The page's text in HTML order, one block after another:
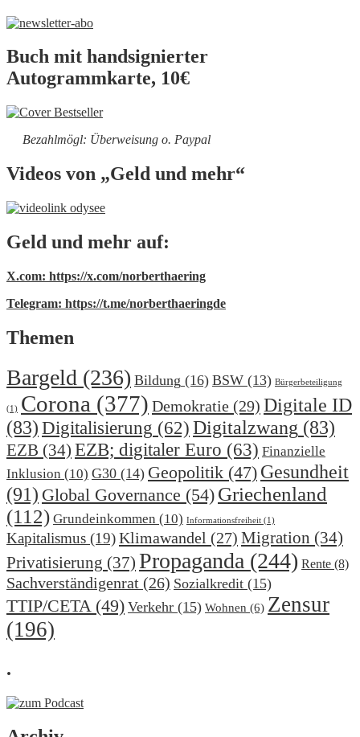
Buch mit handsignierter
Autogrammkarte, 10€
Bezahlmögl: Überweisung o. Paypal
Videos von „Geld und mehr“
Geld und mehr auf:
X.com: https://x.com/norberthaering
Telegram: https://t.me/norberthaeringde
Themen
Bargeld (236) Bildung (16) BSW (13) Bürgerbeteiligung
(1) Corona (377) Demokratie (29) Digitale ID
(83) Digitalisierung (62) Digitalzwang (83)
EZB (34) EZB; digitaler Euro (63) Finanzielle
Inklusion (10) G30 (14) Geopolitik (47) Gesundheit
(91) Global Governance (54) Griechenland
(112) Grundeinkommen (10) Informationsfreiheit (1)
Kapitalismus (19)Klimawandel (27) Migration (34)
Privatisierung (37) Propaganda (244) Rente (8)
Sachverständigenrat (26) Sozialkredit (15)
TTIP/CETA (49) Verkehr (15) Wohnen (6) Zensur
(196)
.